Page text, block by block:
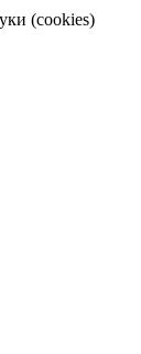
(cookies)